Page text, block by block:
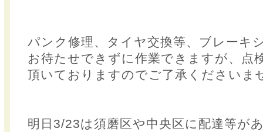
パンク修理、タイヤ交換等、ブレーキ
お待たせできずに作業できますが、点
頂いておりますのでご了承くださいま
明日3/23は須磨区や中央区に配達等が